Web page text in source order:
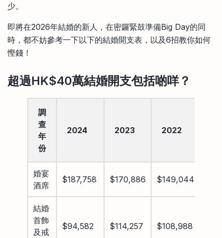
少。
即將在2026年結婚的新人，在密鑼緊鼓準備Big Day的同
時，都不妨參考一下以下的結婚開支表，以及6招教你如何
慳錢！
超過HK$40萬結婚開支包括啲咩？
調
查
年
份
2024 2023 2022
婚宴
酒席
$187,758 $170,886 $149,044
結婚
首飾
及戒
$94,582 $114,257 $108,988